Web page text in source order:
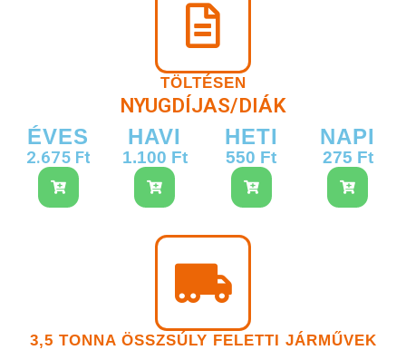
TÖLTÉSEN
NYUGDÍJAS/DIÁK
ÉVES
2.675 Ft
HAVI
1.100 Ft
HETI
550 Ft
NAPI
275 Ft
3,5 TONNA ÖSSZSÚLY FELETTI JÁRMŰVEK